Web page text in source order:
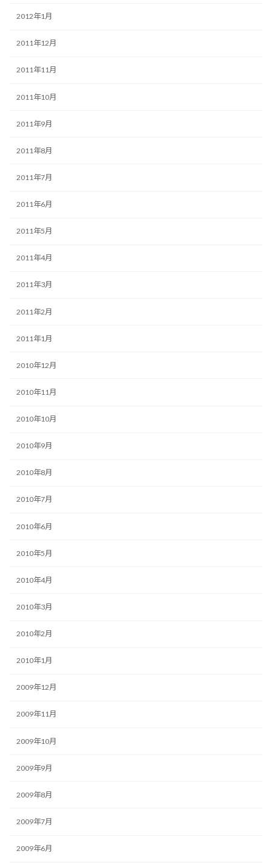
2012年1月
2011年12月
2011年11月
2011年10月
2011年9月
2011年8月
2011年7月
2011年6月
2011年5月
2011年4月
2011年3月
2011年2月
2011年1月
2010年12月
2010年11月
2010年10月
2010年9月
2010年8月
2010年7月
2010年6月
2010年5月
2010年4月
2010年3月
2010年2月
2010年1月
2009年12月
2009年11月
2009年10月
2009年9月
2009年8月
2009年7月
2009年6月